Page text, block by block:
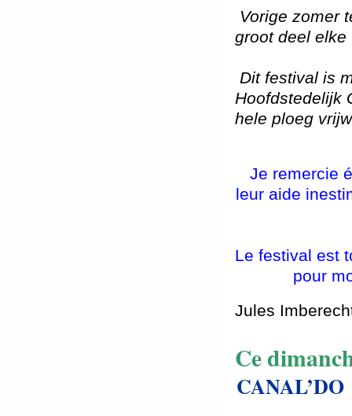
Vorige zomer
groot deel elke
Dit festival is
Hoofdstedelijk
hele ploeg
Je remercie
leur aide
Le festival est
pour
Jules
Ce
CANAL’DO